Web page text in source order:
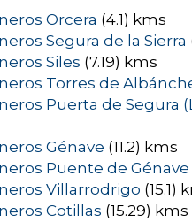
Orcera (4.1) kms
Segura de la Sierra
Siles (7.19) kms
Torres de
Puerta de Segura
Génave (11.2) kms
Puente de Génave
Villarrodrigo (15.1)
Cotillas (15.29) kms